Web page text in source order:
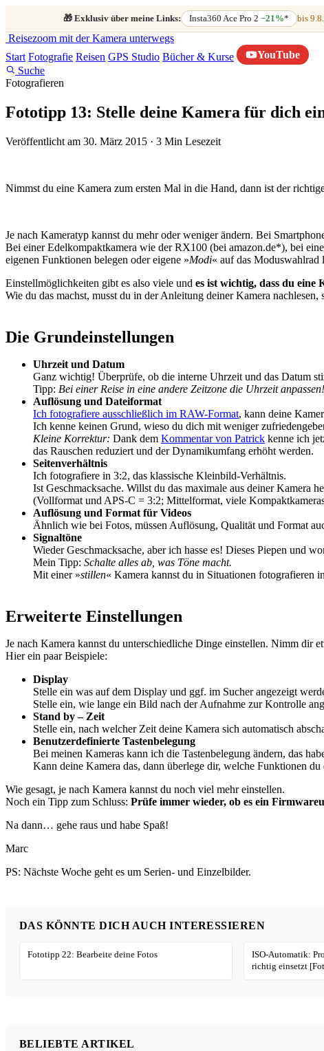
🎁 Exklusiv über meine Links: Insta360 Ace Pro 2−21%* bis 9.8.
Reisezoom mit der Kamera unterwegs
Start Fotografie Reisen GPS Studio Bücher & Kurse
YouTube
Suche
Fotografieren
Fototipp 13: Stelle deine Kamera für dich
Veröffentlicht am 30. März 2015 · 3 Min Lesezeit
Nimmst du eine Kamera zum ersten Mal in die Hand, dann ist der
Je nach Kameratyp kannst du mehr oder weniger ändern. Bei
Bei einer Edelkompaktkamera wie der RX100 (bei amazon.de*), bei
eigenen Funktionen belegen oder eigene »Modi« auf das Moduswahlrad
Einstellmöglichkeiten gibt es also viele und es ist wichtig, dass du eine
Wie du das machst, musst du in der Anleitung deiner Kamera nachlesen,
Die Grundeinstellungen
Uhrzeit und Datum
Ganz wichtig! Überprüfe, ob die interne Uhrzeit und das Datum
Tipp: Bei einer Reise in eine andere Zeitzone die Uhrzeit anpassen!
Auflösung und Dateiformat
Ich fotografiere ausschließlich im RAW-Format, kann deine
Ich kenne keinen Grund, wieso du dich mit weniger
Kleine Korrektur: Dank dem Kommentar von Patrick kenne ich
das Rauschen reduziert und der Dynamikumfang erhöht werden.
Seitenverhältnis
Ich fotografiere in 3:2, das klassische Kleinbild-Verhältnis.
Ist Geschmacksache. Willst du das maximale aus deiner Kamera
(Vollformat und APS-C = 3:2; Mittelformat, viele
Auflösung und Format für Videos
Ähnlich wie bei Fotos, müssen Auflösung, Qualität und Format
Signaltöne
Wieder Geschmacksache, aber ich hasse es! Dieses Piepen und
Mein Tipp: Schalte alles ab, was Töne macht.
Mit einer »stillen« Kamera kannst du in Situationen fotografieren
Erweiterte Einstellungen
Je nach Kamera kannst du unterschiedliche Dinge einstellen. Nimm dir
Hier ein paar Beispiele:
Display
Stelle ein was auf dem Display und ggf. im Sucher angezeigt
Stelle ein, wie lange ein Bild nach der Aufnahme zur Kontrolle
Stand by – Zeit
Stelle ein, nach welcher Zeit deine Kamera sich automatisch
Benutzerdefinierte Tastenbelegung
Bei meinen Kameras kann ich die Tastenbelegung ändern, das
Kann deine Kamera das, dann überlege dir, welche Funktionen
Wie gesagt, je nach Kamera kannst du noch viel mehr einstellen.
Noch ein Tipp zum Schluss: Prüfe immer wieder, ob es ein
Na dann… gehe raus und habe Spaß!
Marc
PS: Nächste Woche geht es um Serien- und Einzelbilder.
DAS KÖNNTE DICH AUCH INTERESSIEREN
Fototipp 22: Bearbeite deine Fotos
ISO-Automatik:
richtig einsetzt
BELIEBTE ARTIKEL